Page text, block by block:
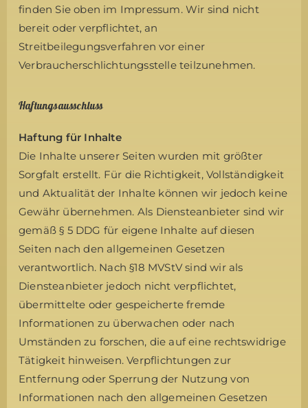
finden Sie oben im Impressum. Wir sind nicht
bereit oder verpflichtet, an
Streitbeilegungsverfahren vor einer
Verbraucherschlichtungsstelle teilzunehmen.
Haftungsausschluss
Haftung für Inhalte
Die Inhalte unserer Seiten wurden mit größter
Sorgfalt erstellt. Für die Richtigkeit, Vollständigkeit
und Aktualität der Inhalte können wir jedoch keine
Gewähr übernehmen. Als Diensteanbieter sind wir
gemäß § 5 DDG für eigene Inhalte auf diesen
Seiten nach den allgemeinen Gesetzen
verantwortlich. Nach §18 MVStV sind wir als
Diensteanbieter jedoch nicht verpflichtet,
übermittelte oder gespeicherte fremde
Informationen zu überwachen oder nach
Umständen zu forschen, die auf eine rechtswidrige
Tätigkeit hinweisen. Verpflichtungen zur
Entfernung oder Sperrung der Nutzung von
Informationen nach den allgemeinen Gesetzen